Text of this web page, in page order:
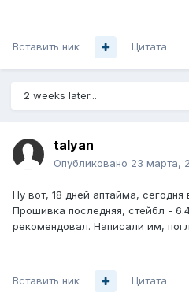
Вставить ник Цитата
2 weeks later...
talyan
Опубликовано 23 марта,
Ну вот, 18 дней аптайма,
Прошивка последняя, стейбл -
рекомендовал. Написали им,
Вставить ник Цитата